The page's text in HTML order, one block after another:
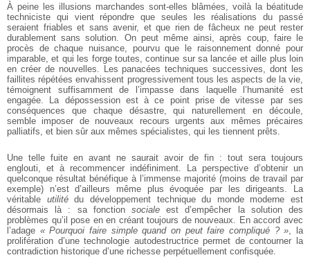
À peine les illusions marchandes sont-elles blâmées, voilà la béatitude
techniciste qui vient répondre que seules les réalisations du passé
seraient friables et sans avenir, et que rien de fâcheux ne peut rester
durablement sans solution. On peut même ainsi, après coup, faire le
procès de chaque nuisance, pourvu que le raisonnement donné pour
imparable, et qui les forge toutes, continue sur sa lancée et aille plus loin
en créer de nouvelles. Les panacées techniques successives, dont les
faillites répétées envahissent progressivement tous les aspects de la vie,
témoignent suffisamment de l’impasse dans laquelle l’humanité est
engagée. La dépossession est à ce point prise de vitesse par ses
conséquences que chaque désastre, qui naturellement en découle,
semble imposer de nouveaux recours urgents aux mêmes précaires
palliatifs, et bien sûr aux mêmes spécialistes, qui les tiennent prêts.
Une telle fuite en avant ne saurait avoir de fin : tout sera toujours
englouti, et à recommencer indéfiniment. La perspective d’obtenir un
quelconque résultat bénéfique à l’immense majorité (moins de travail par
exemple) n’est d’ailleurs même plus évoquée par les dirigeants. La
véritable utilitédu développement technique du monde moderne est
désormais là : sa fonction sociale est d’empêcher la solution des
problèmes qu’il pose en en créant toujours de nouveaux. En accord avec
l’adage « Pourquoi faire simple quand on peut faire compliqué ? » , la
prolifération d’une technologie autodestructrice permet de contourner la
contradiction historique d’une richesse perpétuellement confisquée.